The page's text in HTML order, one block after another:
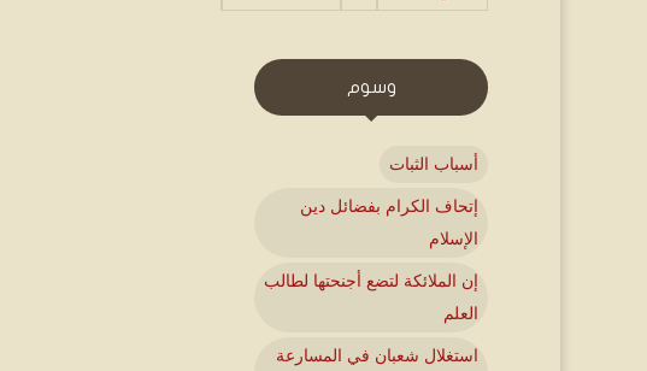
وسوم
أسباب الثبات
إتحاف الكرام بفضائل دين
الإسلام
إن الملائكة لتضع أجنحتها لطالب
العلم
استغلال شعبان في المسارعة